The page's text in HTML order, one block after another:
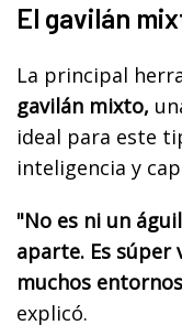
El gavilán
La principal
gavilán mixto,
ideal para este
inteligencia y
"No es ni un
aparte. Es
muchos
explicó.